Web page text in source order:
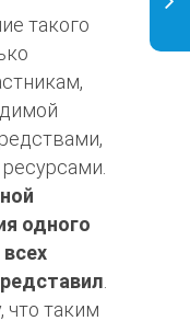
такого
одного
таким